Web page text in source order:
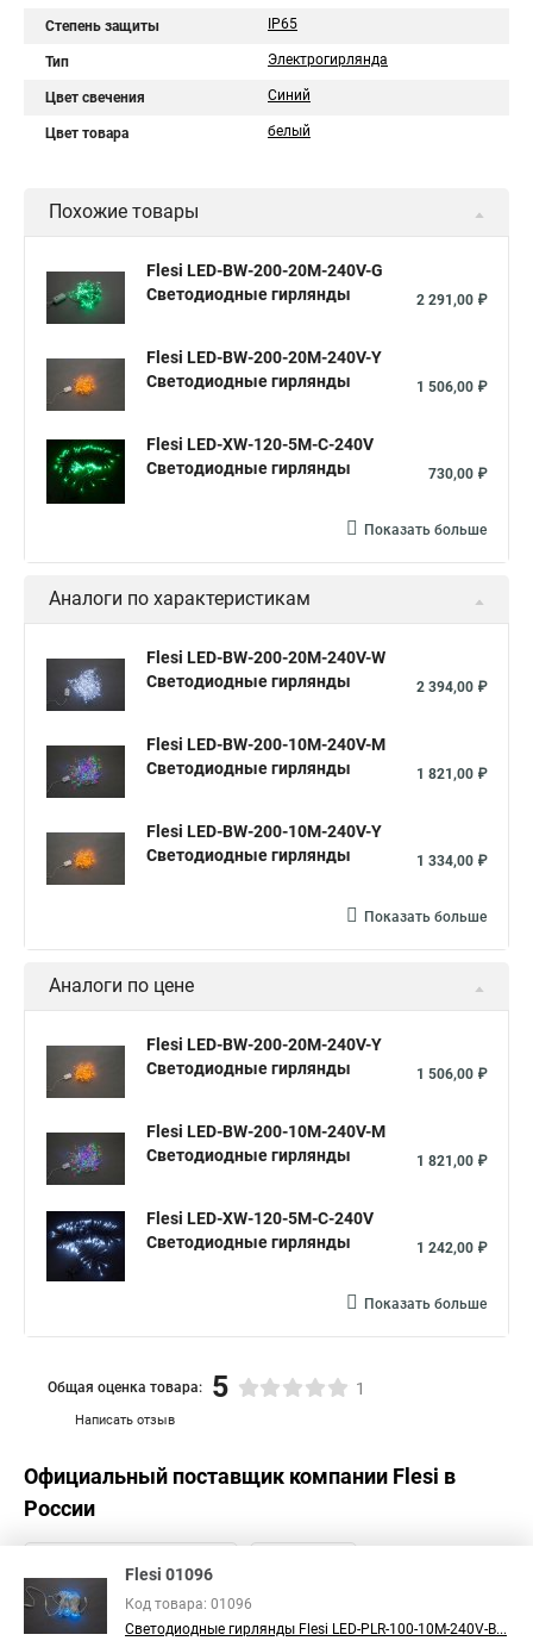
Степень защиты IP65
Тип Электрогирлянда
Цвет свечения Синий
Цвет товара белый
Похожие товары
Flesi LED-BW-200-20M-240V-G
Светодиодные гирлянды
2 291,00 ₽
Flesi LED-BW-200-20M-240V-Y
Светодиодные гирлянды
1 506,00 ₽
Flesi LED-XW-120-5M-C-240V
Светодиодные гирлянды
730,00 ₽
Показать больше
Аналоги по характеристикам
Flesi LED-BW-200-20M-240V-W
Светодиодные гирлянды
2 394,00 ₽
Flesi LED-BW-200-10M-240V-M
Светодиодные гирлянды
1 821,00 ₽
Flesi LED-BW-200-10M-240V-Y
Светодиодные гирлянды
1 334,00 ₽
Показать больше
Аналоги по цене
Flesi LED-BW-200-20M-240V-Y
Светодиодные гирлянды
1 506,00 ₽
Flesi LED-BW-200-10M-240V-M
Светодиодные гирлянды
1 821,00 ₽
Flesi LED-XW-120-5M-C-240V
Светодиодные гирлянды
1 242,00 ₽
Показать больше
Написать отзыв
Общая оценка товара: 5 1
Официальный поставщик компании Flesi в
России
Flesi 01096
Код товара: 01096
Светодиодные гирлянды Flesi LED-PLR-100-10M-240V-B...